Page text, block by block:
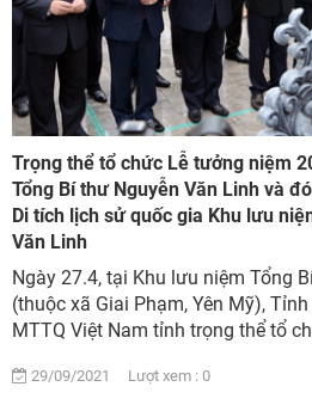
Trọng thể tổ chức Lễ tưởng niệm
Tổng Bí thư Nguyễn Văn Linh và
Di tích lịch sử quốc gia Khu lưu
Văn Linh
Ngày 27.4, tại Khu lưu niệm Tổng
(thuộc xã Giai Phạm, Yên Mỹ), Tỉnh
MTTQ Việt Nam tỉnh trọng thể tổ
29/09/2021 Lượt xem : 0